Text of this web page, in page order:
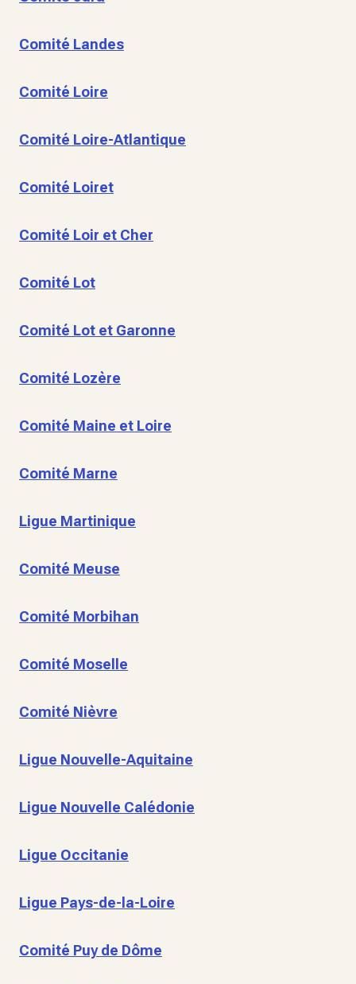
Comité Landes
Comité Loire
Comité Loire-Atlantique
Comité Loiret
Comité Loir et Cher
Comité Lot
Comité Lot et Garonne
Comité Lozère
Comité Maine et Loire
Comité Marne
Ligue Martinique
Comité Meuse
Comité Morbihan
Comité Moselle
Comité Nièvre
Ligue Nouvelle-Aquitaine
Ligue Nouvelle Calédonie
Ligue Occitanie
Ligue Pays-de-la-Loire
Comité Puy de Dôme